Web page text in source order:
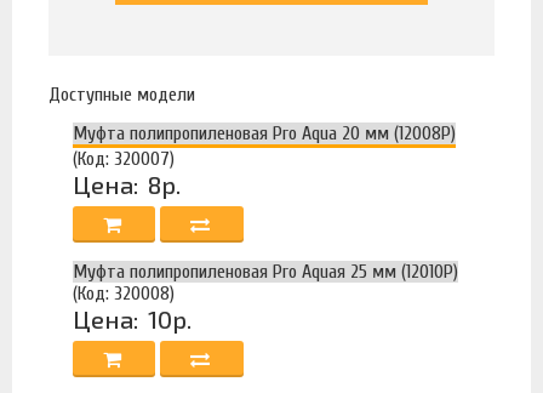
Доступные модели
Муфта полипропиленовая Pro Aqua 20 мм (12008Р)
(Код: 320007)
Цена: 8р.
Муфта полипропиленовая Pro Aquaя 25 мм (12010Р)
(Код: 320008)
Цена: 10р.